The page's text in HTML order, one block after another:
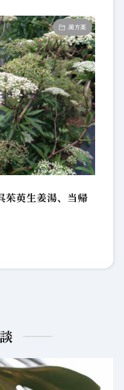
漢方薬
茱萸生姜湯、当帰